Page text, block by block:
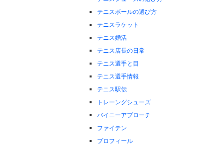
テニスボールの選び方
テニスラケット
テニス婚活
テニス店長の日常
テニス選手と目
テニス選手情報
テニス駅伝
トレーングシューズ
バイニーアプローチ
ファイテン
プロフィール